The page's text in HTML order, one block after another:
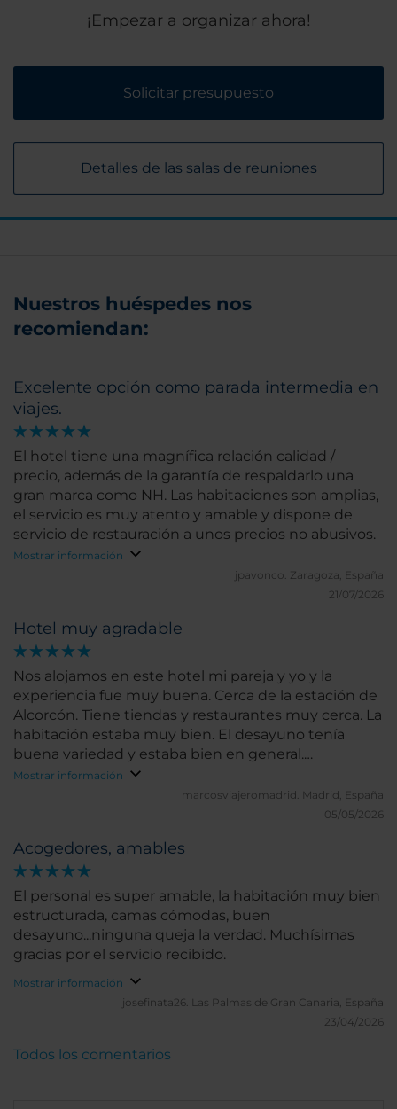
¡Empezar a organizar ahora!
Solicitar presupuesto
Detalles de las salas de reuniones
Nuestros huéspedes nos
recomiendan:
Excelente opción como parada intermedia en
viajes.
El hotel tiene una magnífica relación calidad /
precio, además de la garantía de respaldarlo una
gran marca como NH. Las habitaciones son amplias,
el servicio es muy atento y amable y dispone de
servicio de restauración a unos precios no abusivos.
Mostrar información
jpavonco. Zaragoza, España
21/07/2026
Hotel muy agradable
Nos alojamos en este hotel mi pareja y yo y la
experiencia fue muy buena. Cerca de la estación de
Alcorcón. Tiene tiendas y restaurantes muy cerca. La
habitación estaba muy bien. El desayuno tenía
buena variedad y estaba bien en general.
Recomiendo este hotel.
Mostrar información
marcosviajeromadrid. Madrid, España
05/05/2026
Acogedores, amables
El personal es super amable, la habitación muy bien
estructurada, camas cómodas, buen
desayuno...ninguna queja la verdad. Muchísimas
gracias por el servicio recibido.
Mostrar información
josefinata26. Las Palmas de Gran Canaria, España
23/04/2026
Todos los comentarios